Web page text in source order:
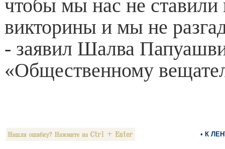
чтобы мы нас не ставили
викторины и мы не
- заявил Шалва
«Общественному
• К